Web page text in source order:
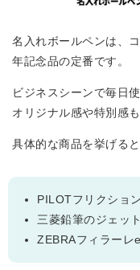
名入れボールペンは、
年記念品の定番です。
ビジネスシーンで毎日
オリジナル感や特別感
具体的な商品を挙げる
PILOTフリクショ
三菱鉛筆のジェッ
ZEBRAフィラーレ